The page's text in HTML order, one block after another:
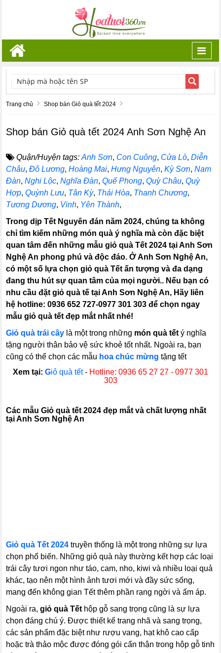
TÌM KIẾM
Trang chủ Shop bán Giỏ quà tết 2024
Shop bán Giỏ quà tết 2024 Anh Sơn Nghệ An
Quận/Huyện tags: Anh Sơn, Con Cuông, Cửa Lò,Diễn
Châu,Đô Lương,Hoàng Mai,Hưng Nguyên,Kỳ Sơn,Nam
Đàn,Nghi Lộc,Nghĩa Đàn,Quế Phong,Quỳ Châu,Quỳ
Hợp,Quỳnh Lưu, Tân Kỳ, Thái Hòa, Thanh Chương,
Tương Dương, Vinh, Yên Thành,
Trong dịp Tết Nguyên đán năm 2024, chúng ta không
chỉ tìm kiếm những món quà ý nghĩa mà còn đặc biệt
quan tâm đến những mẫu giỏ quà Tết 2024 tại Anh Sơn
Nghệ An phong phú và độc đáo. Ở Anh Sơn Nghệ An,
có một số lựa chọn giỏ quà Tết ấn tượng và đa dạng
đang thu hút sự quan tâm của mọi người.. Nếu bạn có
nhu cầu đặt giỏ quà tế tại Anh Sơn Nghệ An, Hãy liên
hệ hotline: 0936 652 727-0977 301 303 để chọn ngay
mẫu giỏ quà tết đẹp mắt nhất nhé!
Giỏ quà trái cây là một trong những món quà tếtý nghĩa
tặng người thân bảo vệ sức khoẻ tốt nhất. Ngoài ra, bạn
cũng có thể chọn các mẫu hoa chúc mừng tặng tết
Xem tại: Giỏ quà tết- Hotline: 0936 65 27 27 - 0977 301
303
Các mẫu Giỏ quà tết 2024 đẹp mắt và chất lượng nhất
tại Anh Sơn Nghệ An
Giỏ quà Tết 2024 truyền thống là một trong những sự lựa
chọn phổ biến. Những giỏ quà này thường kết hợp các loại
trái cây tươi ngon như táo, cam, nho, kiwi và nhiều loại quả
khác, tạo nên một hình ảnh tươi mới và đầy sức sống,
mang đến không gian Tết thêm phần rạng ngời và ấm áp.
Ngoài ra,giỏ quà Tết hộp gỗ sang trọng cũng là sự lựa
chọn đáng chú ý. Được thiết kế trang nhã và sang trọng,
các sản phẩm đặc biệt như rượu vang, hạt khô cao cấp
hoặc trà thảo mộc được đóng gói cẩn thận trong hộp gỗ tinh